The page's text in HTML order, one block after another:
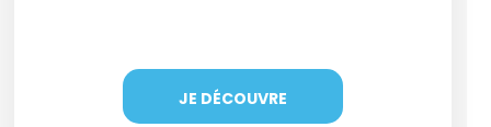
JE DÉCOUVRE